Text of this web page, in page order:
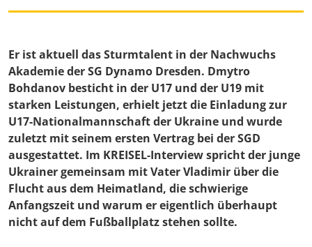
Er ist aktuell das Sturmtalent in der Nachwuchs
Akademie der SG Dynamo Dresden. Dmytro
Bohdanov besticht in der U17 und der U19 mit
starken Leistungen, erhielt jetzt die Einladung zur
U17-Nationalmannschaft der Ukraine und wurde
zuletzt mit seinem ersten Vertrag bei der SGD
ausgestattet. Im KREISEL-Interview spricht der junge
Ukrainer gemeinsam mit Vater Vladimir über die
Flucht aus dem Heimatland, die schwierige
Anfangszeit und warum er eigentlich überhaupt
nicht auf dem Fußballplatz stehen sollte.